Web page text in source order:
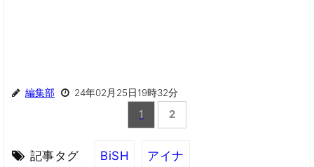
編集部 24年02月25日19時32分
1 2
記事タグ BiSH アイナ